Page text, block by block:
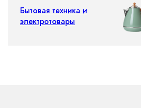
Бытовая техника и
электротовары